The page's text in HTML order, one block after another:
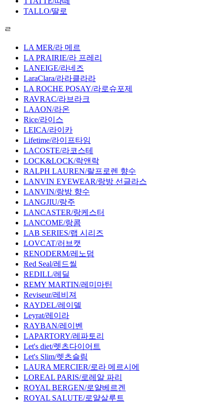
TALLO/딸로
ㄹ
LA MER/라 메르
LA PRAIRIE/라 프레리
LANEIGE/라네즈
LaraClara/라라클라라
LA ROCHE POSAY/라로슈포제
RAVRAC/라브라크
LAAON/라온
Rice/라이스
LEICA/라이카
Lifetime/라이프타임
LACOSTE/라코스테
LOCK&LOCK/락앤락
RALPH LAUREN/랄프로렌 향수
LANVIN EYEWEAR/랑방 선글라스
LANVIN/랑방 향수
LANGJIU/랑주
LANCASTER/랑케스터
LANCOME/랑콤
LAB SERIES/랩 시리즈
LOVCAT/러브캣
RENODERM/레노덤
Red Seal/레드씰
REDILL/레딜
REMY MARTIN/레미마틴
Reviseur/레비져
RAYDEL/레이델
Leyrat/레이라
RAYBAN/레이벤
LAPARTORY/레파토리
Let's diet/렛츠다이어트
Let's Slim/렛츠슬림
LAURA MERCIER/로라 메르시에
LOREAL PARIS/로레알 파리
ROYAL BERGEN/로얄베르겐
ROYAL SALUTE/로얄살루트